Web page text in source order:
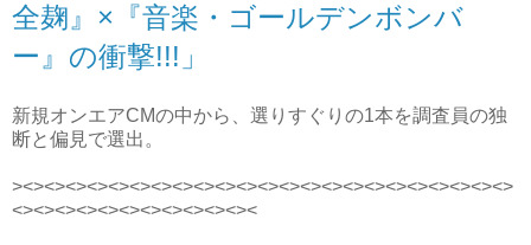
全麹』×『音楽・ゴールデンボンバ
ー』の衝撃!!!」
新規オンエアCMの中から、選りすぐりの1本を調査員の独
断と偏見で選出。
><><><><><><><><><><><><><><><><><><><><><><><>
<><><><><><><><><><><><